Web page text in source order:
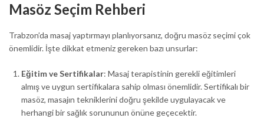
Masöz Seçim Rehberi
Trabzon’da masaj yaptırmayı planlıyorsanız, doğru masöz seçimi çok
önemlidir. İşte dikkat etmeniz gereken bazı unsurlar:
Eğitim ve Sertifikalar: Masaj terapistinin gerekli eğitimleri
almış ve uygun sertifikalara sahip olması önemlidir. Sertifikalı bir
masöz, masajın tekniklerini doğru şekilde uygulayacak ve
herhangi bir sağlık sorununun önüne geçecektir.